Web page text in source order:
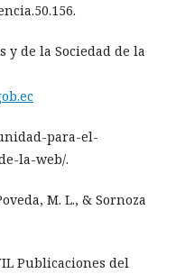
de la Sociedad de la
para-el-
la-web/.
M. L., & Sornoza
Publicaciones del